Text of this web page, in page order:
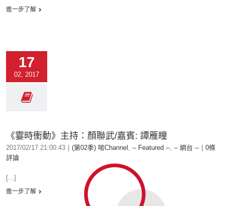
進一步了解
17
02, 2017
《霎時衝動》主持：顏聯武/嘉賓: 譚雁瞳
2017/02/17 21:00:43 (第02季) 啱Channel , -- Featured --, -- 網台 --
0條
評論
[...]
進一步了解